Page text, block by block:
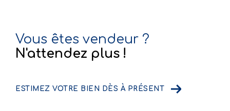
Vous êtes vendeur ?
N'attendez plus !
ESTIMEZ VOTRE BIEN DÈS À PRÉSENT